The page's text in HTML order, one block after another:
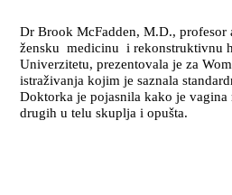
Dr Brook McFadden, M.D., profesor
žensku medicinu i rekonstruktivnu
Univerzitetu, prezentovala je za
istraživanja kojim je saznala
Doktorka je pojasnila kako je
drugih u telu skuplja i opušta.